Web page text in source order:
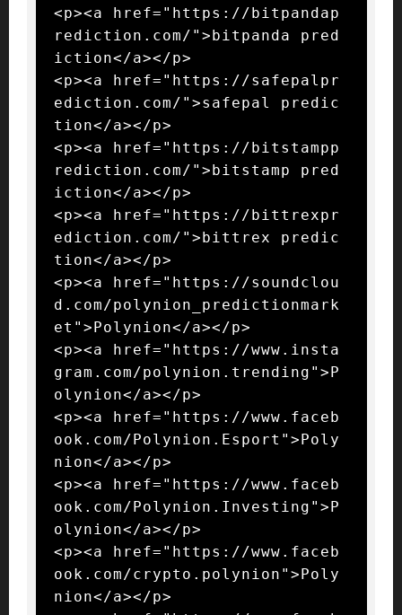
<p><a href="https://bitpandap
rediction.com/">bitpanda pred
iction</a></p>
<p><a href="https://safepalpr
ediction.com/">safepal predic
tion</a></p>
<p><a href="https://bitstampp
rediction.com/">bitstamp pred
iction</a></p>
<p><a href="https://bittrexpr
ediction.com/">bittrex predic
tion</a></p>
<p><a href="https://soundclou
d.com/polynion_predictionmark
et">Polynion</a></p>
<p><a href="https://www.insta
gram.com/polynion.trending">P
olynion</a></p>
<p><a href="https://www.faceb
ook.com/Polynion.Esport">Poly
nion</a></p>
<p><a href="https://www.faceb
ook.com/Polynion.Investing">P
olynion</a></p>
<p><a href="https://www.faceb
ook.com/crypto.polynion">Poly
nion</a></p>